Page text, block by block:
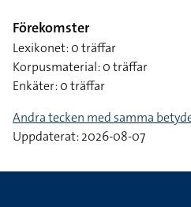
Förekomster
Lexikonet: 0 träffar
Korpusmaterial: 0 träffar
Enkäter: 0 träffar
Andra tecken med samma
Uppdaterat: 2026-08-07